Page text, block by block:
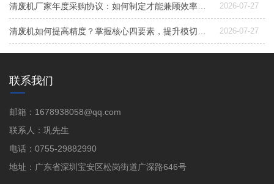
2026-07-27
2026-07-27
联系我们
邮箱：1678938058@qq.com
联系人：巩先生
电话：0755-29882990
地址：广东省深圳宝安区松岗街道广深路646号